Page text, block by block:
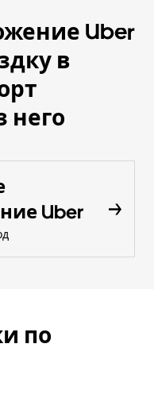
Uber
в
него
Uber
по